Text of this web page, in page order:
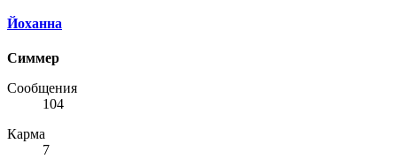
Йоханна
Симмер
Сообщения
104
Карма
7